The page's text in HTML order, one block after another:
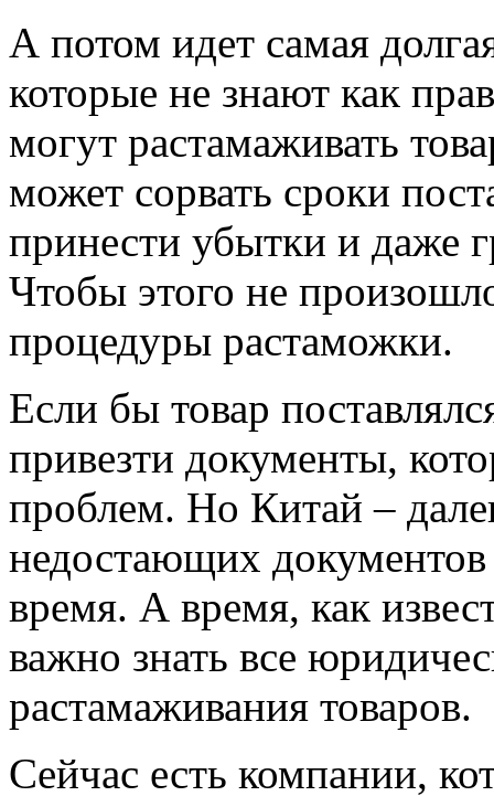
А потом идет самая
которые не знают как
могут растамаживать
может сорвать сроки
принести убытки и даже
Чтобы этого не
процедуры растаможки.
Если бы товар
привезти документы,
проблем. Но Китай –
недостающих
время. А время, как
важно знать все
растамаживания товаров.
Сейчас есть компании,